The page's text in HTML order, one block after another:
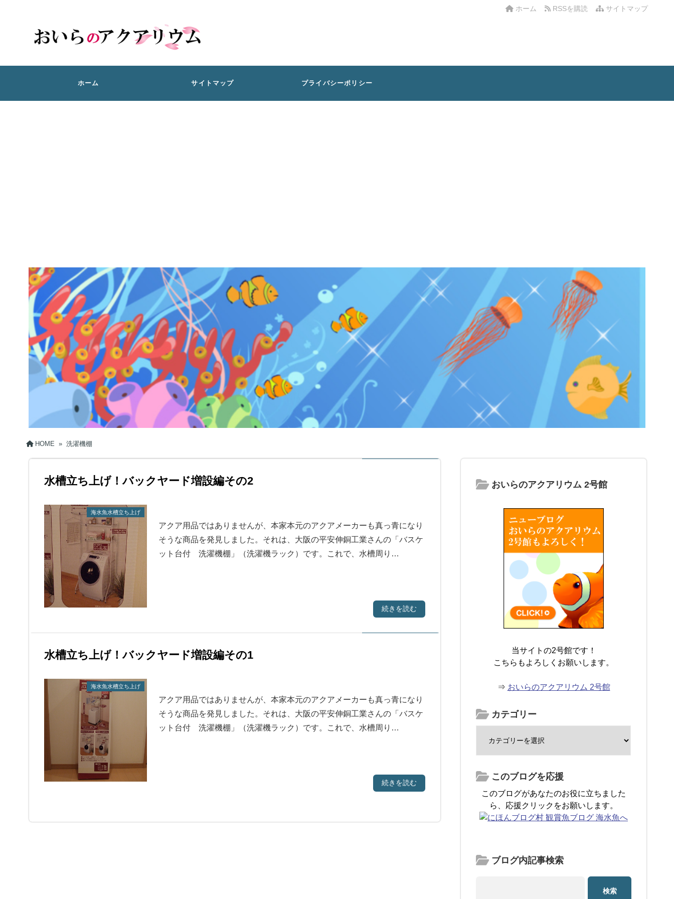
サイトマップ
RSSを購読
ホーム
ホーム サイトマップ プライバシーポリシー
HOME » 洗濯機棚
水槽立ち上げ！バックヤード増設編その2
海水魚水槽立ち上げ
アクア用品ではありませんが、本家本元のアクアメーカーも真っ青になり
そうな商品を発見しました。それは、大阪の平安伸銅工業さんの「バスケ
ット台付 洗濯機棚」（洗濯機ラック）です。これで、水槽周り…
続きを読む
水槽立ち上げ！バックヤード増設編その1
海水魚水槽立ち上げ
アクア用品ではありませんが、本家本元のアクアメーカーも真っ青になり
そうな商品を発見しました。それは、大阪の平安伸銅工業さんの「バスケ
ット台付 洗濯機棚」（洗濯機ラック）です。これで、水槽周り…
続きを読む
おいらのアクアリウム 2号館
当サイトの2号館です！
こちらもよろしくお願いします。
⇒ おいらのアクアリウム 2号館
カテゴリー
このブログを応援
このブログがあなたのお役に立ちました
ら、応援クリックをお願いします。
ブログ内記事検索